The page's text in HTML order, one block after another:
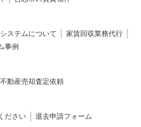
ステムについて
家賃回収業務代行
事例
不動産売却査定依頼
ださい 退去申請フォーム